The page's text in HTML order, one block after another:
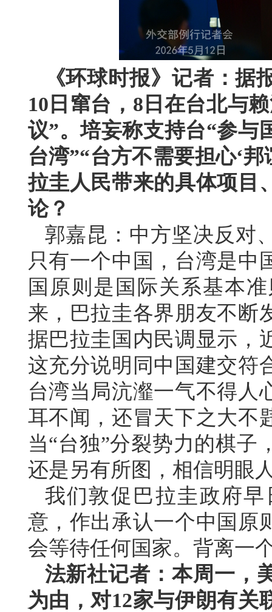
《环球时报》记者：据
10日窜台，8日在台北与
议”。培妄称支持台“参与
台湾”“台方不需要担心‘
拉圭人民带来的具体项目
论？
郭嘉昆：中方坚决反对
只有一个中国，台湾是中
国原则是国际关系基本
来，巴拉圭各界朋友不断
据巴拉圭国内民调显示，
这充分说明同中国建交符
台湾当局沆瀣一气不得人
耳不闻，还冒天下之大不
当“台独”分裂势力的棋子
还是另有所图，相信明眼
我们敦促巴拉圭政府
意，作出承认一个中国原
会等待任何国家。背离一
法新社记者：本周一，
为由，对12家与伊朗有关